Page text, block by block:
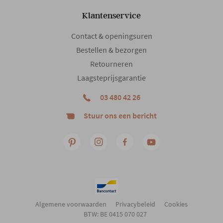
Klantenservice
Contact & openingsuren
Bestellen & bezorgen
Retourneren
Laagsteprijsgarantie
03 480 42 26
Stuur ons een bericht
Algemene voorwaarden Privacybeleid
Cookies
BTW: BE 0415 070 027